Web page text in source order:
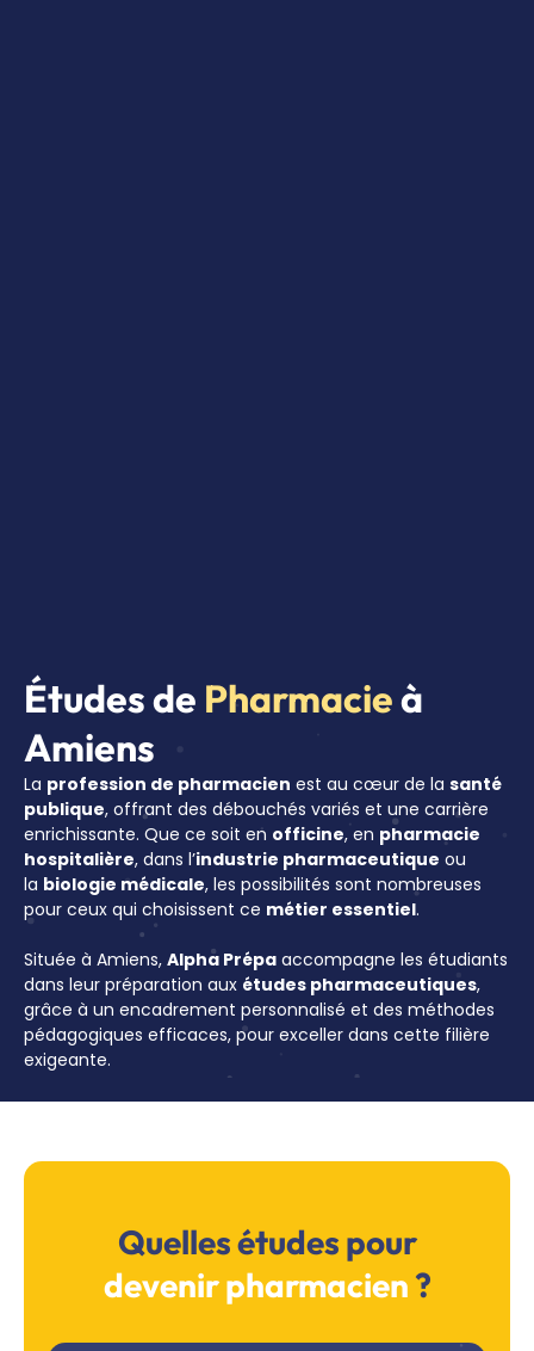
Études de Pharmacieà
Amiens
La profession de pharmacien est au cœur de la santé
publique, offrant des débouchés variés et une carrière
enrichissante. Que ce soit en officine, en pharmacie
hospitalière, dans l’industrie pharmaceutique ou
la biologie médicale, les possibilités sont nombreuses
pour ceux qui choisissent ce métier essentiel.
Située à Amiens, Alpha Prépa accompagne les étudiants
dans leur préparation aux études pharmaceutiques,
grâce à un encadrement personnalisé et des méthodes
pédagogiques efficaces, pour exceller dans cette filière
exigeante.
Quelles études pour
devenir pharmacien ?